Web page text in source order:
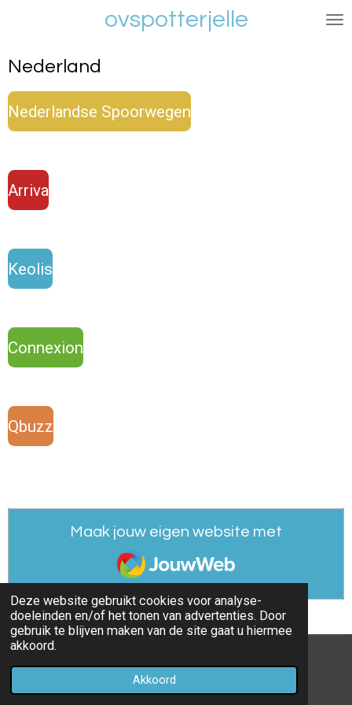
Deze website gebruikt cookies voor analyse-
doeleinden en/of het tonen van advertenties. Door
gebruik te blijven maken van de site gaat u hiermee
akkoord.
Akkoord
de
hoofdinhoud
ovspotterjelle
Nederland
Nederlandse Spoorwegen
Arriva
Keolis
Connexion
Qbuzz
Maak jouw eigen website met
JouwWeb